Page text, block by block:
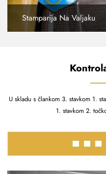
Stamparija Na Valjaku
U skladu s člankom 3. stavkom 1.
1. stavkom 2.